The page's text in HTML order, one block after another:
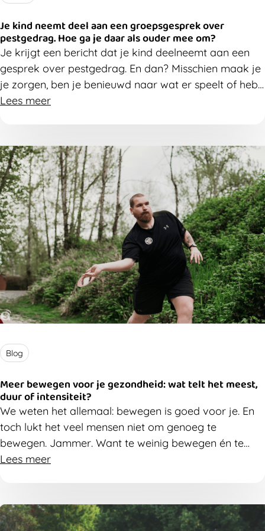
Je kind neemt deel aan een groepsgesprek over
pestgedrag. Hoe ga je daar als ouder mee om?
Je krijgt een bericht dat je kind deelneemt aan een
gesprek over pestgedrag. En dan? Misschien maak je
je zorgen, ben je benieuwd naar wat er speelt of heb
je vooral veel vragen. Da's heel normaal. Hieronder
Lees meer
Blog
Meer bewegen voor je gezondheid: wat telt het meest,
duur of intensiteit?
We weten het allemaal: bewegen is goed voor je. En
toch lukt het veel mensen niet om genoeg te
bewegen. Jammer. Want te weinig bewegen én te
veel zitten verhogen
Hoe lang jebeweegt? Of hoe intensief?
Lees meer